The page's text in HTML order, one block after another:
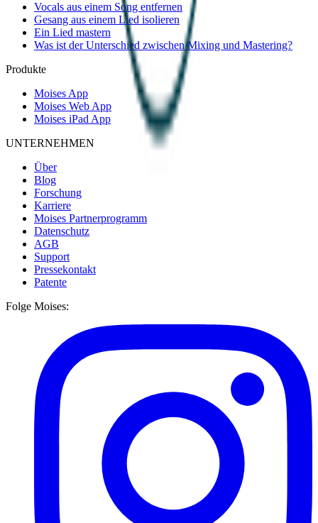
Vocals aus einem Song entfernen
Gesang aus einem Lied isolieren
Ein Lied mastern
Was ist der Unterschied zwischen Mixing und Mastering?
Produkte
Moises App
Moises Web App
Moises iPad App
UNTERNEHMEN
Über
Blog
Forschung
Karriere
Moises Partnerprogramm
Datenschutz
AGB
Support
Pressekontakt
Patente
Folge Moises: